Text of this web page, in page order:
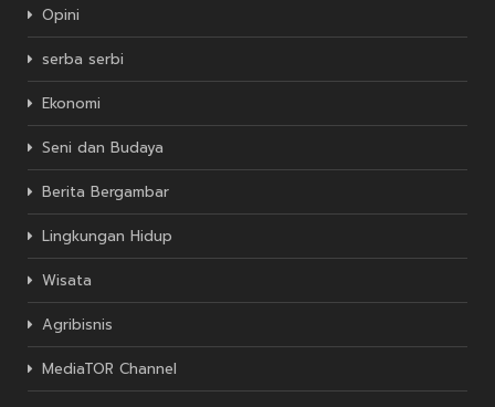
Opini
serba serbi
Ekonomi
Seni dan Budaya
Berita Bergambar
Lingkungan Hidup
Wisata
Agribisnis
MediaTOR Channel